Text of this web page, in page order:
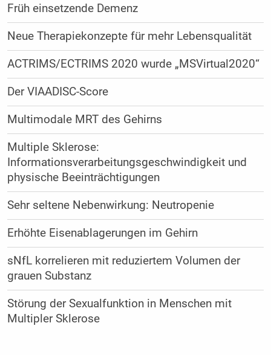
Früh einsetzende Demenz
Neue Therapiekonzepte für mehr Lebensqualität
ACTRIMS/ECTRIMS 2020 wurde „MSVirtual2020“
Der VIAADISC-Score
Multimodale MRT des Gehirns
Multiple Sklerose:
Informationsverarbeitungsgeschwindigkeit und
physische Beeinträchtigungen
Sehr seltene Nebenwirkung: Neutropenie
Erhöhte Eisenablagerungen im Gehirn
sNfL korrelieren mit reduziertem Volumen der
grauen Substanz
Störung der Sexualfunktion in Menschen mit
Multipler Sklerose